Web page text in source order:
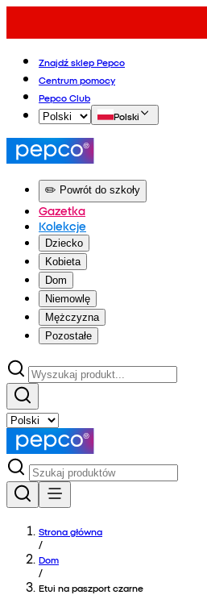
Znajdź sklep Pepco
Centrum pomocy
Pepco Club
Polski
✏️ Powrót do szkoły
Gazetka
Kolekcje
Dziecko
Kobieta
Dom
Niemowlę
Mężczyzna
Pozostałe
Strona główna
/
Dom
/
Etui na paszport czarne